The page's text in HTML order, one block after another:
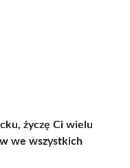
życzę Ci wielu
we wszystkich